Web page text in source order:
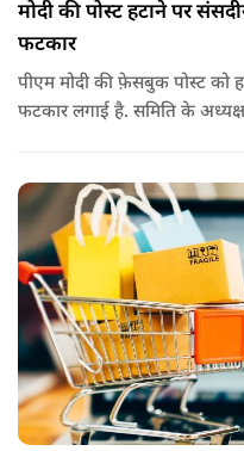
मोदी की पोस्ट हटाने पर
फटकार
पीएम मोदी की फ़ेसबुक पोस्ट को
फटकार लगाई है. समिति के
पड़ सकता है.